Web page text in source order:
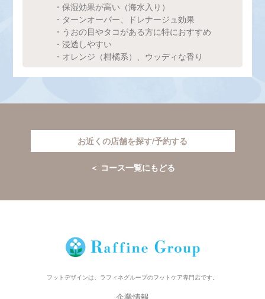
・保湿効果が高い（海水入り）
・ターンオーバー、ドレナージュ効果
・うおの目やタコがある方に特におすすめ
・浸透しやすい
・オレンジ（柑橘系）、ウッディな香り
お近くの店舗を探す/予約する
＜ コース一覧にもどる
フットデザインは、ラフィネグループのフットケア専門店です。
企業情報